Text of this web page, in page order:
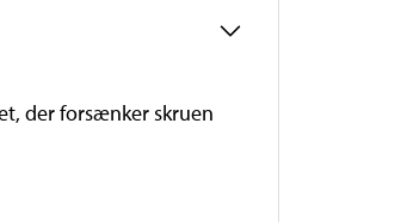
der forsænker skruen